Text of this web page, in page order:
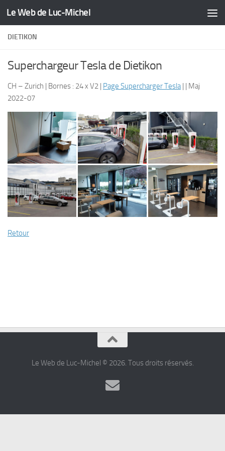
Skip to content
Le Web de Luc-Michel
DIETIKON
Superchargeur Tesla de Dietikon
CH – Zurich | Bornes : 24 x V2 | Page Supercharger Tesla| | Maj
2022-07
Retour
Le Web de Luc-Michel © 2026. Tous droits réservés.